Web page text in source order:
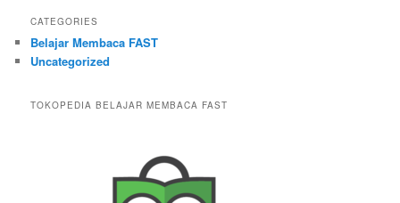
CATEGORIES
Belajar Membaca FAST
Uncategorized
TOKOPEDIA BELAJAR MEMBACA FAST